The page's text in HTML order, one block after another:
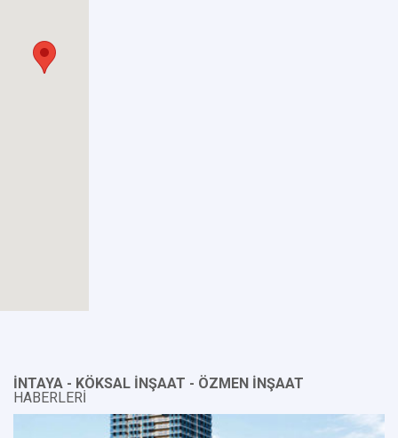
İNTAYA - KÖKSAL İNŞAAT - ÖZMEN İNŞAAT
HABERLERİ